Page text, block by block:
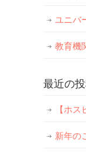
ユニバ
教育機
最近の
【ホ
新年の